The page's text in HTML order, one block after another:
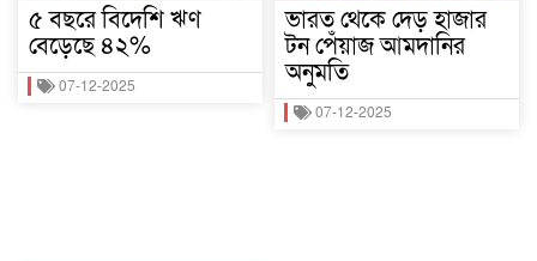
৫ বছরে বিদেশি ঋণ
বেড়েছে ৪২%
07-12-2025
ভারত থেকে দেড় হাজার
টন পেঁয়াজ আমদানির
অনুমতি
07-12-2025